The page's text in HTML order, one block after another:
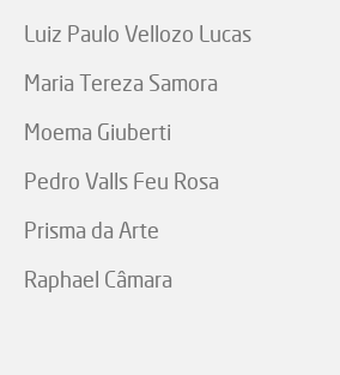
Luiz Paulo Vellozo Lucas
Maria Tereza Samora
Moema Giuberti
Pedro Valls Feu Rosa
Prisma da Arte
Raphael Câmara